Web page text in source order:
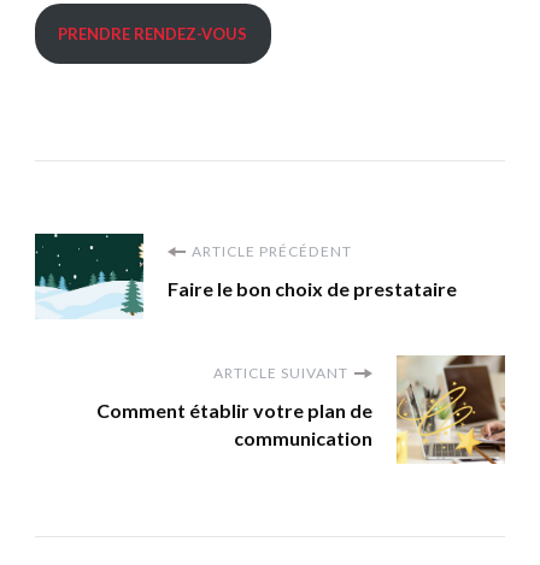
PRENDRE RENDEZ-VOUS
Navigation
d'article
ARTICLE PRÉCÉDENT
Faire le bon choix de prestataire
ARTICLE SUIVANT
Comment établir votre plan de
communication